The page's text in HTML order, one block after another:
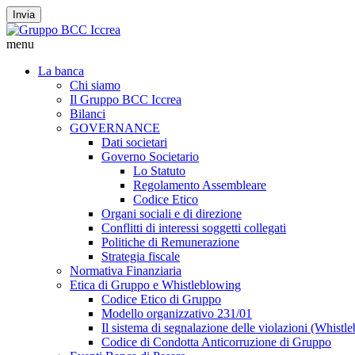
Invia
menu
La banca
Chi siamo
Il Gruppo BCC Iccrea
Bilanci
GOVERNANCE
Dati societari
Governo Societario
Lo Statuto
Regolamento Assembleare
Codice Etico
Organi sociali e di direzione
Conflitti di interessi soggetti collegati
Politiche di Remunerazione
Strategia fiscale
Normativa Finanziaria
Etica di Gruppo e Whistleblowing
Codice Etico di Gruppo
Modello organizzativo 231/01
Il sistema di segnalazione delle violazioni
Codice di Condotta Anticorruzione di Gruppo